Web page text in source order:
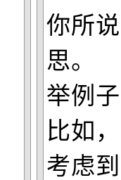
你所
思。
举例
比如
考虑